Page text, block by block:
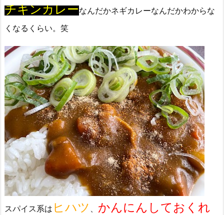
チキンカレーなんだかネギカレーなんだかわからな
くなるくらい。笑
スパイス系は ヒハツ
かんにんしておくれ